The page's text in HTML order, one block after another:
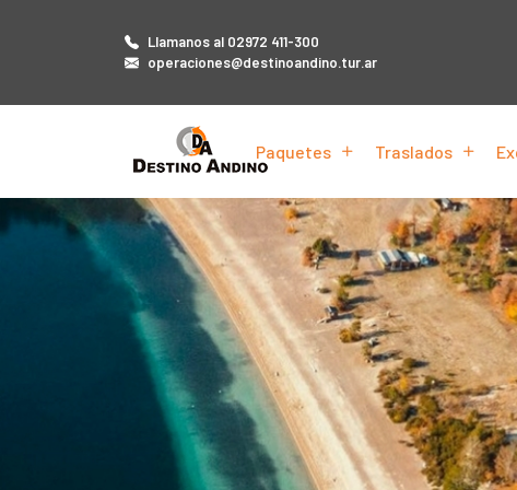
Llamanos al 02972 411-300
operaciones@destinoandino.tur.ar
Paquetes Traslados